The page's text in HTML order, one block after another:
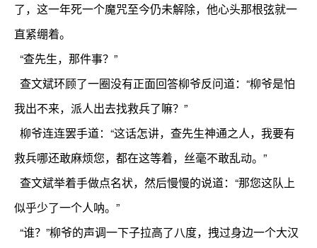
了，这一年死一个魔咒至今仍未解除，他心头那根弦就一
直紧绷着。
“查先生，那件事？”
查文斌环顾了一圈没有正面回答柳爷反问道：“柳爷是怕
我出不来，派人出去找救兵了嘛？”
柳爷连连罢手道：“这话怎讲，查先生神通之人，我要有
救兵哪还敢麻烦您，都在这等着，丝毫不敢乱动。”
查文斌举着手做点名状，然后慢慢的说道：“那您这队上
似乎少了一个人呐。”
“谁？”柳爷的声调一下子拉高了八度，拽过身边一个大汉